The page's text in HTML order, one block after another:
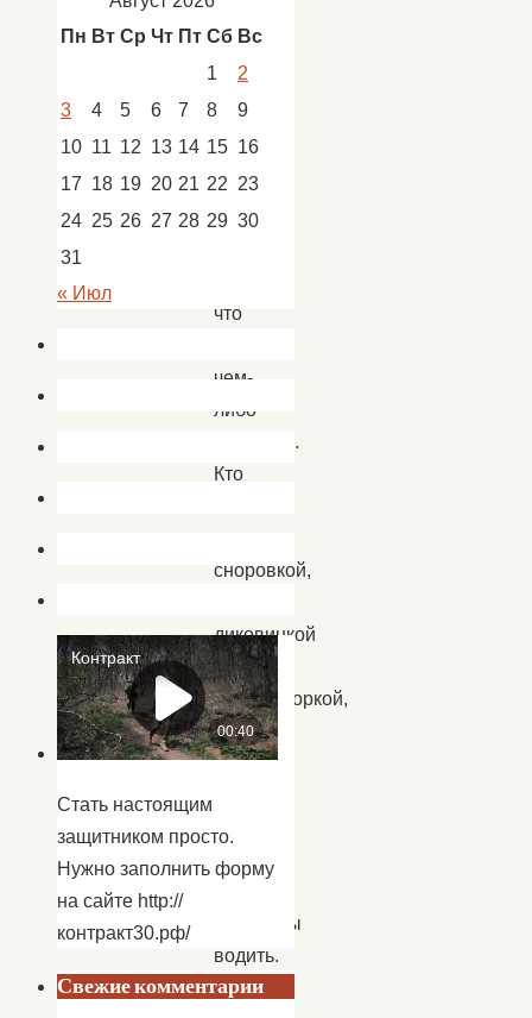
Новости
новости
Кап.
Яр
Так
у
что
чем-
либо
хвалится.
Кто
сноровкой,
диковинкой
и
скороговоркой,
кто
умением
бегать,
хороводы
водить.
«А
Пн Вт Ср Чт Пт Сб Вс
1
2
3
4 5 6 7 8
9
10 11 12 13 14 15 16
17 18 19 20 21 22 23
24 25 26 27 28 29 30
31
« Июл
Стать настоящим
защитником просто.
Нужно заполнить форму
на сайте http://
контракт30.рф/
Свежие комментарии